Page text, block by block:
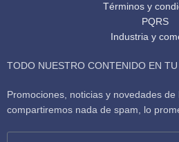
Términos y
PQRS
Industria y
TODO NUESTRO CONTENIDO EN
Promociones, noticias y novedades de
compartiremos nada de spam, lo